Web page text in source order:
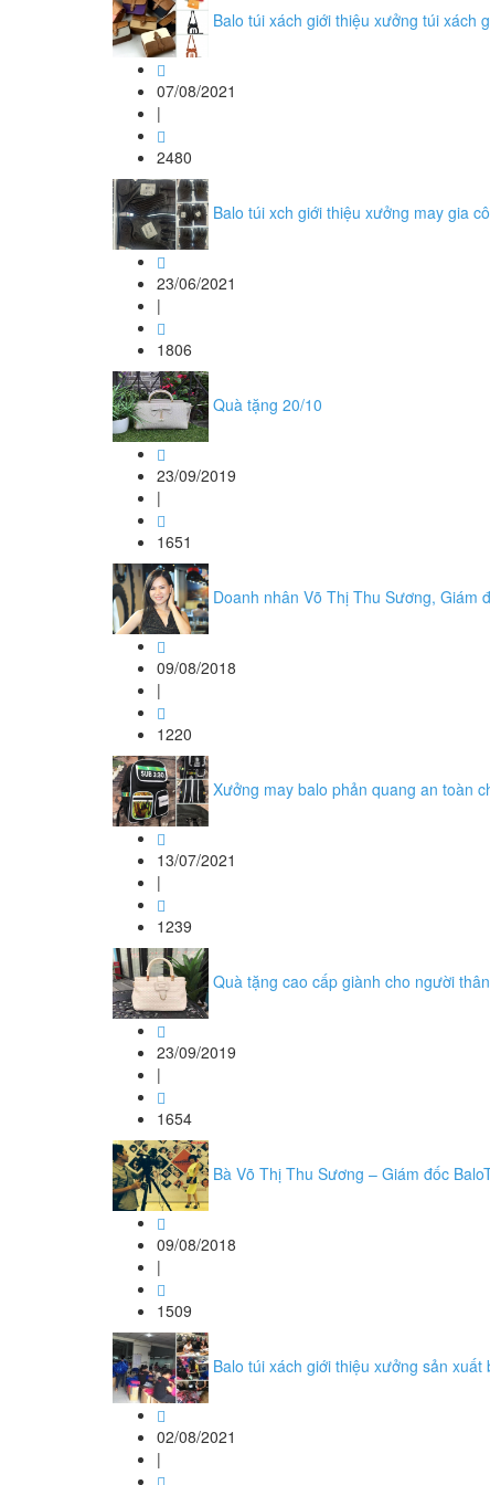
Balo túi xách giới thiệu xưởng túi xách
07/08/2021
|
2480
Balo túi xch giới thiệu xưởng may gia
23/06/2021
|
1806
Quà tặng 20/10
23/09/2019
|
1651
Doanh nhân Võ Thị Thu Sương, Giám
09/08/2018
|
1220
Xưởng may balo phản quang an toàn
13/07/2021
|
1239
Quà tặng cao cấp giành cho người
23/09/2019
|
1654
Bà Võ Thị Thu Sương – Giám đốc
09/08/2018
|
1509
Balo túi xách giới thiệu xưởng sản
02/08/2021
|